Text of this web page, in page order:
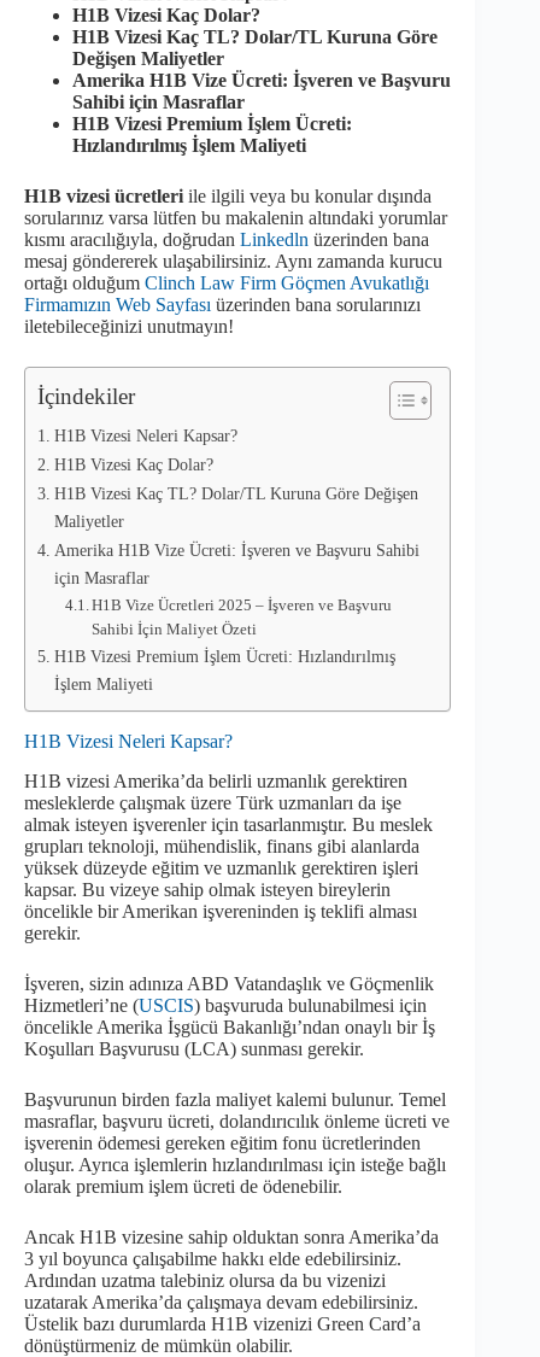
H1B Vizesi Kaç Dolar?
H1B Vizesi Kaç TL? Dolar/TL Kuruna Göre
Değişen Maliyetler
Amerika H1B Vize Ücreti: İşveren ve Başvuru
Sahibi için Masraflar
H1B Vizesi Premium İşlem Ücreti:
Hızlandırılmış İşlem Maliyeti
H1B vizesi ücretleri ile ilgili veya bu konular dışında
sorularınız varsa lütfen bu makalenin altındaki yorumlar
kısmı aracılığıyla, doğrudan Linkedln üzerinden bana
mesaj göndererek ulaşabilirsiniz. Aynı zamanda kurucu
ortağı olduğum Clinch Law Firm Göçmen Avukatlığı
Firmamızın Web Sayfası üzerinden bana sorularınızı
iletebileceğinizi unutmayın!
İçindekiler
H1B Vizesi Neleri Kapsar?
H1B Vizesi Kaç Dolar?
H1B Vizesi Kaç TL? Dolar/TL Kuruna Göre Değişen
Maliyetler
Amerika H1B Vize Ücreti: İşveren ve Başvuru Sahibi
için Masraflar
H1B Vize Ücretleri 2025 – İşveren ve Başvuru
Sahibi İçin Maliyet Özeti
H1B Vizesi Premium İşlem Ücreti: Hızlandırılmış
İşlem Maliyeti
H1B Vizesi Neleri Kapsar?
H1B vizesi Amerika’da belirli uzmanlık gerektiren
mesleklerde çalışmak üzere Türk uzmanları da işe
almak isteyen işverenler için tasarlanmıştır. Bu meslek
grupları teknoloji, mühendislik, finans gibi alanlarda
yüksek düzeyde eğitim ve uzmanlık gerektiren işleri
kapsar. Bu vizeye sahip olmak isteyen bireylerin
öncelikle bir Amerikan işvereninden iş teklifi alması
gerekir.
İşveren, sizin adınıza ABD Vatandaşlık ve Göçmenlik
Hizmetleri’ne (USCIS) başvuruda bulunabilmesi için
öncelikle Amerika İşgücü Bakanlığı’ndan onaylı bir İş
Koşulları Başvurusu (LCA) sunması gerekir.
Başvurunun birden fazla maliyet kalemi bulunur. Temel
masraflar, başvuru ücreti, dolandırıcılık önleme ücreti ve
işverenin ödemesi gereken eğitim fonu ücretlerinden
oluşur. Ayrıca işlemlerin hızlandırılması için isteğe bağlı
olarak premium işlem ücreti de ödenebilir.
Ancak H1B vizesine sahip olduktan sonra Amerika’da
3 yıl boyunca çalışabilme hakkı elde edebilirsiniz.
Ardından uzatma talebiniz olursa da bu vizenizi
uzatarak Amerika’da çalışmaya devam edebilirsiniz.
Üstelik bazı durumlarda H1B vizenizi Green Card’a
dönüştürmeniz de mümkün olabilir.